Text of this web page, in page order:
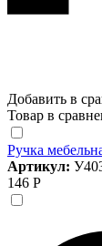
Добавить в
Товар в
Ручка
Артикул:
146 Р